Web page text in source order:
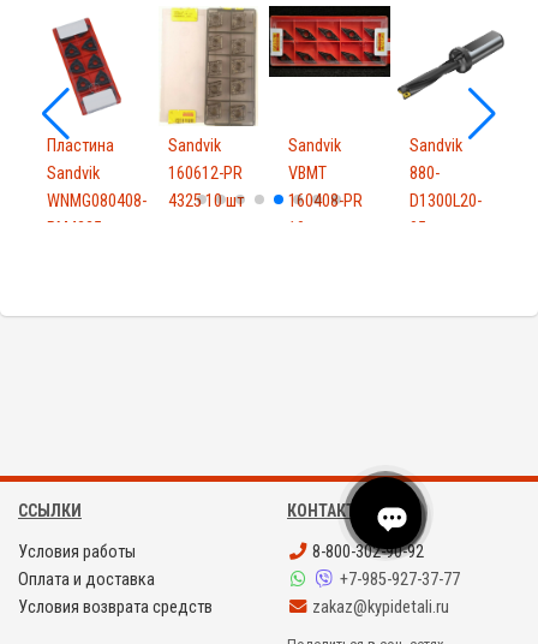
Пластина
Sandvik
WNMG080408-
PM4225
Sandvik
160612-PR
4325 10 шт
Sandvik
VBMT
160408-PR
10 шт
Sandvik
880-
D1300L20-
05
ССЫЛКИ
Условия работы
Оплата и доставка
Условия возврата средств
КОНТАКТЫ
8-800-302-90-92
+7-985-927-37-77
zakaz@kypidetali.ru